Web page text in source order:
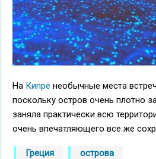
На Кипре необычные места
поскольку остров очень плотно
заняла практически всю
очень впечатляющего все же
Греция острова